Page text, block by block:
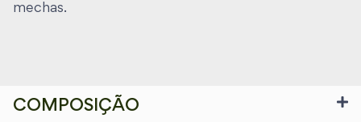
Orvalho é o nosso hidratante facial mais cobiçado,
mechas.
COMPOSIÇÃO